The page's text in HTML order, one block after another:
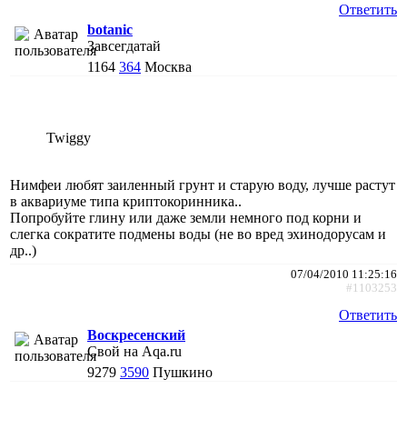
Ответить
botanic
Завсегдатай
1164 364 Москва
Twiggy
Нимфеи любят заиленный грунт и старую воду, лучше растут
в аквариуме типа криптокоринника..
Попробуйте глину или даже земли немного под корни и
слегка сократите подмены воды (не во вред эхинодорусам и
др..)
07/04/2010 11:25:16
#1103253
Ответить
Воскресенский
Свой на Aqa.ru
9279 3590 Пушкино